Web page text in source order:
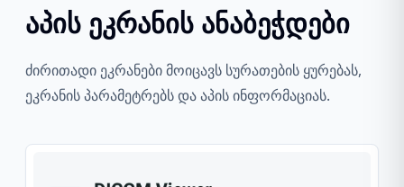
აპის ეკრანის ანაბეჭდები
ძირითადი ეკრანები მოიცავს სურათების ყურებას,
ეკრანის პარამეტრებს და აპის ინფორმაციას.